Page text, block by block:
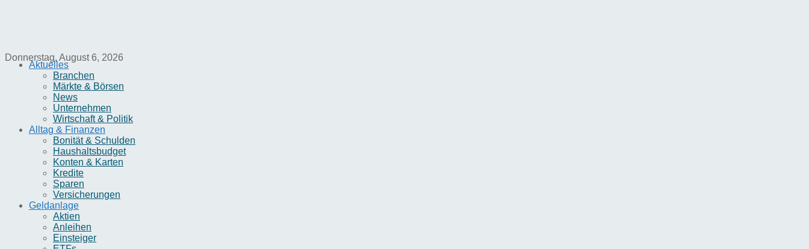
Donnerstag, August 6, 2026
Aktuelles
Branchen
Märkte & Börsen
News
Unternehmen
Wirtschaft & Politik
Alltag & Finanzen
Bonität & Schulden
Haushaltsbudget
Konten & Karten
Kredite
Sparen
Versicherungen
Geldanlage
Aktien
Anleihen
Einsteiger